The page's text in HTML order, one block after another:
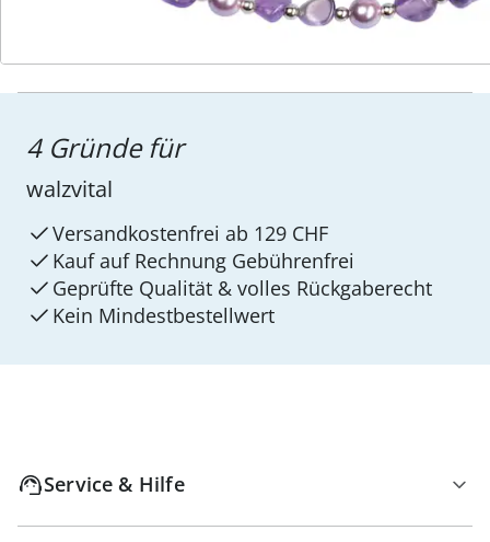
4 Gründe für
walzvital
Versandkostenfrei ab 129 CHF
Kauf auf Rechnung Gebührenfrei
Geprüfte Qualität & volles Rückgaberecht
Kein Mindest­bestellwert
Service & Hilfe